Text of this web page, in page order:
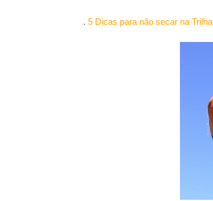
. 5 Dicas para não secar na